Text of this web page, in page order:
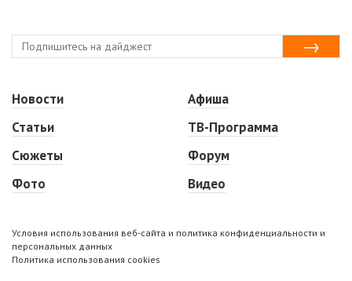
Новости
Статьи
Сюжеты
Фото
Афиша
ТВ-Программа
Форум
Видео
Условия использования веб-сайта и политика конфиденциальности и
персональных данных
Политика использования cookies